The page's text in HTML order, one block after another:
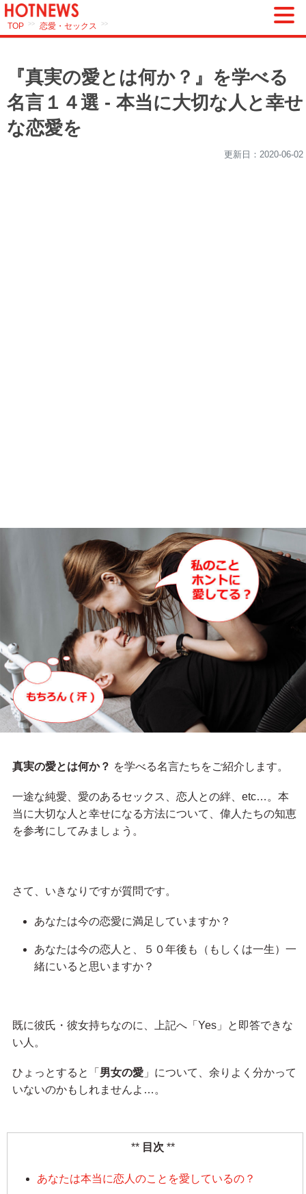
TOP >> 恋愛・セックス >>
『真実の愛とは何か？』を学べる
名言１４選 - 本当に大切な人と幸せ
な恋愛を
更新日：2020-06-02
真実の愛とは何か？ を学べる名言たちをご紹介します。
一途な純愛、愛のあるセックス、恋人との絆、etc…。本
当に大切な人と幸せになる方法について、偉人たちの知恵
を参考にしてみましょう。
さて、いきなりですが質問です。
あなたは今の恋愛に満足していますか？
あなたは今の恋人と、５０年後も（もしくは一生）一
緒にいると思いますか？
既に彼氏・彼女持ちなのに、上記へ「Yes」と即答できな
い人。
ひょっとすると「 男女の愛」について、余りよく分かって
いないのかもしれませんよ…。
目次
あなたは本当に恋人のことを愛しているの？